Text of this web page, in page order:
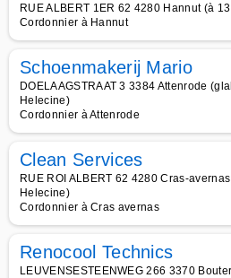
RUE ALBERT 1ER 62 4280 Hannut (à
Cordonnier à Hannut
Schoenmakerij Mario
DOELAAGSTRAAT 3 3384 Attenrode
Helecine)
Cordonnier à Attenrode
Clean Services
RUE ROI ALBERT 62 4280 Cras-
Helecine)
Cordonnier à Cras avernas
Renocool Technics
LEUVENSESTEENWEG 266 3370